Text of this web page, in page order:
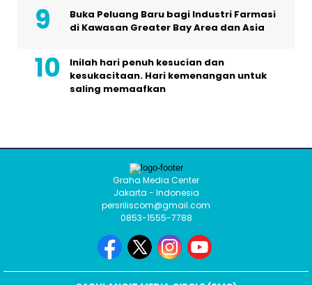
Buka Peluang Baru bagi Industri Farmasi
di Kawasan Greater Bay Area dan Asia
Inilah hari penuh kesucian dan
kesukacitaan. Hari kemenangan untuk
saling memaafkan
Graha Media Center
Jakarta - Indonesia
persriliscom@gmail.com
0853-1555-7788